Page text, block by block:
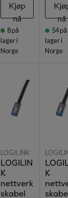
Kjøp
nå
8på
lager i
Norge
nå
54på
lager i
Norge
LOGILINK
LOGILIN
K
nettverk
skabel
K